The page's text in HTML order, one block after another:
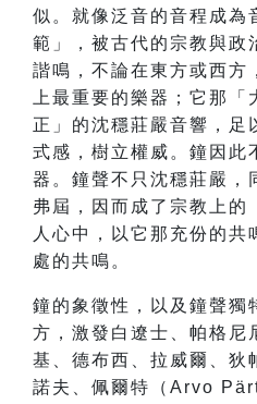
似。就像泛音的音程成為
範」，被古代的宗教與政
諧鳴，不論在東方或西方
上最重要的樂器；它那
正」的沈穩莊嚴音響，足
式感，樹立權威。鐘因此
器。鐘聲不只沈穩莊嚴，
弗屆，因而成了宗教上的
人心中，以它那充份的共
處的共鳴。
鐘的象徵性，以及鐘聲獨
方，激發白遼士、帕格尼
基、德布西、拉威爾、狄
諾夫、佩爾特（Arvo